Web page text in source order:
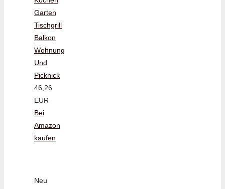
Garten
Tischgrill
Balkon
Wohnung
Und
Picknick
46,26
EUR
Bei
Amazon
kaufen
Neu